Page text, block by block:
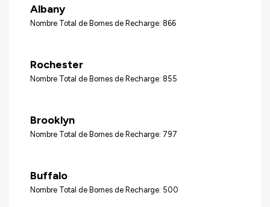
Albany
Nombre Total de Bornes de Recharge: 866
Rochester
Nombre Total de Bornes de Recharge: 855
Brooklyn
Nombre Total de Bornes de Recharge: 797
Buffalo
Nombre Total de Bornes de Recharge: 500